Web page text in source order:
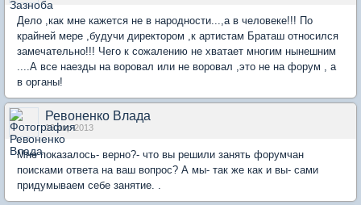
Дело ,как мне кажется не в народности...,а в человеке!!! По
крайней мере ,будучи директором ,к артистам Браташ относился
замечательно!!! Чего к сожалению не хватает многим нынешним
....А все наезды на воровал или не воровал ,это не на форум , а
в органы!
Ревоненко Влада
19 апр 2013
Мне показалось- верно?- что вы решили занять форумчан
поисками ответа на ваш вопрос? А мы- так же как и вы- сами
придумываем себе занятие. .